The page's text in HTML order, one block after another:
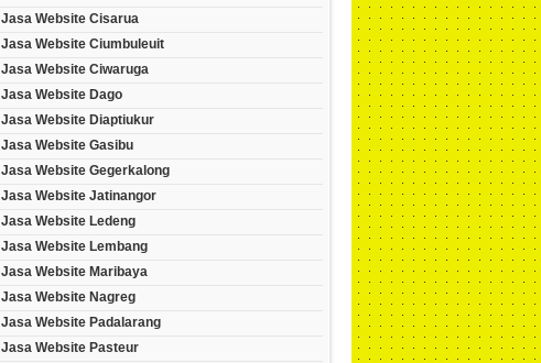
Jasa Website Cisarua
Jasa Website Ciumbuleuit
Jasa Website Ciwaruga
Jasa Website Dago
Jasa Website Diaptiukur
Jasa Website Gasibu
Jasa Website Gegerkalong
Jasa Website Jatinangor
Jasa Website Ledeng
Jasa Website Lembang
Jasa Website Maribaya
Jasa Website Nagreg
Jasa Website Padalarang
Jasa Website Pasteur